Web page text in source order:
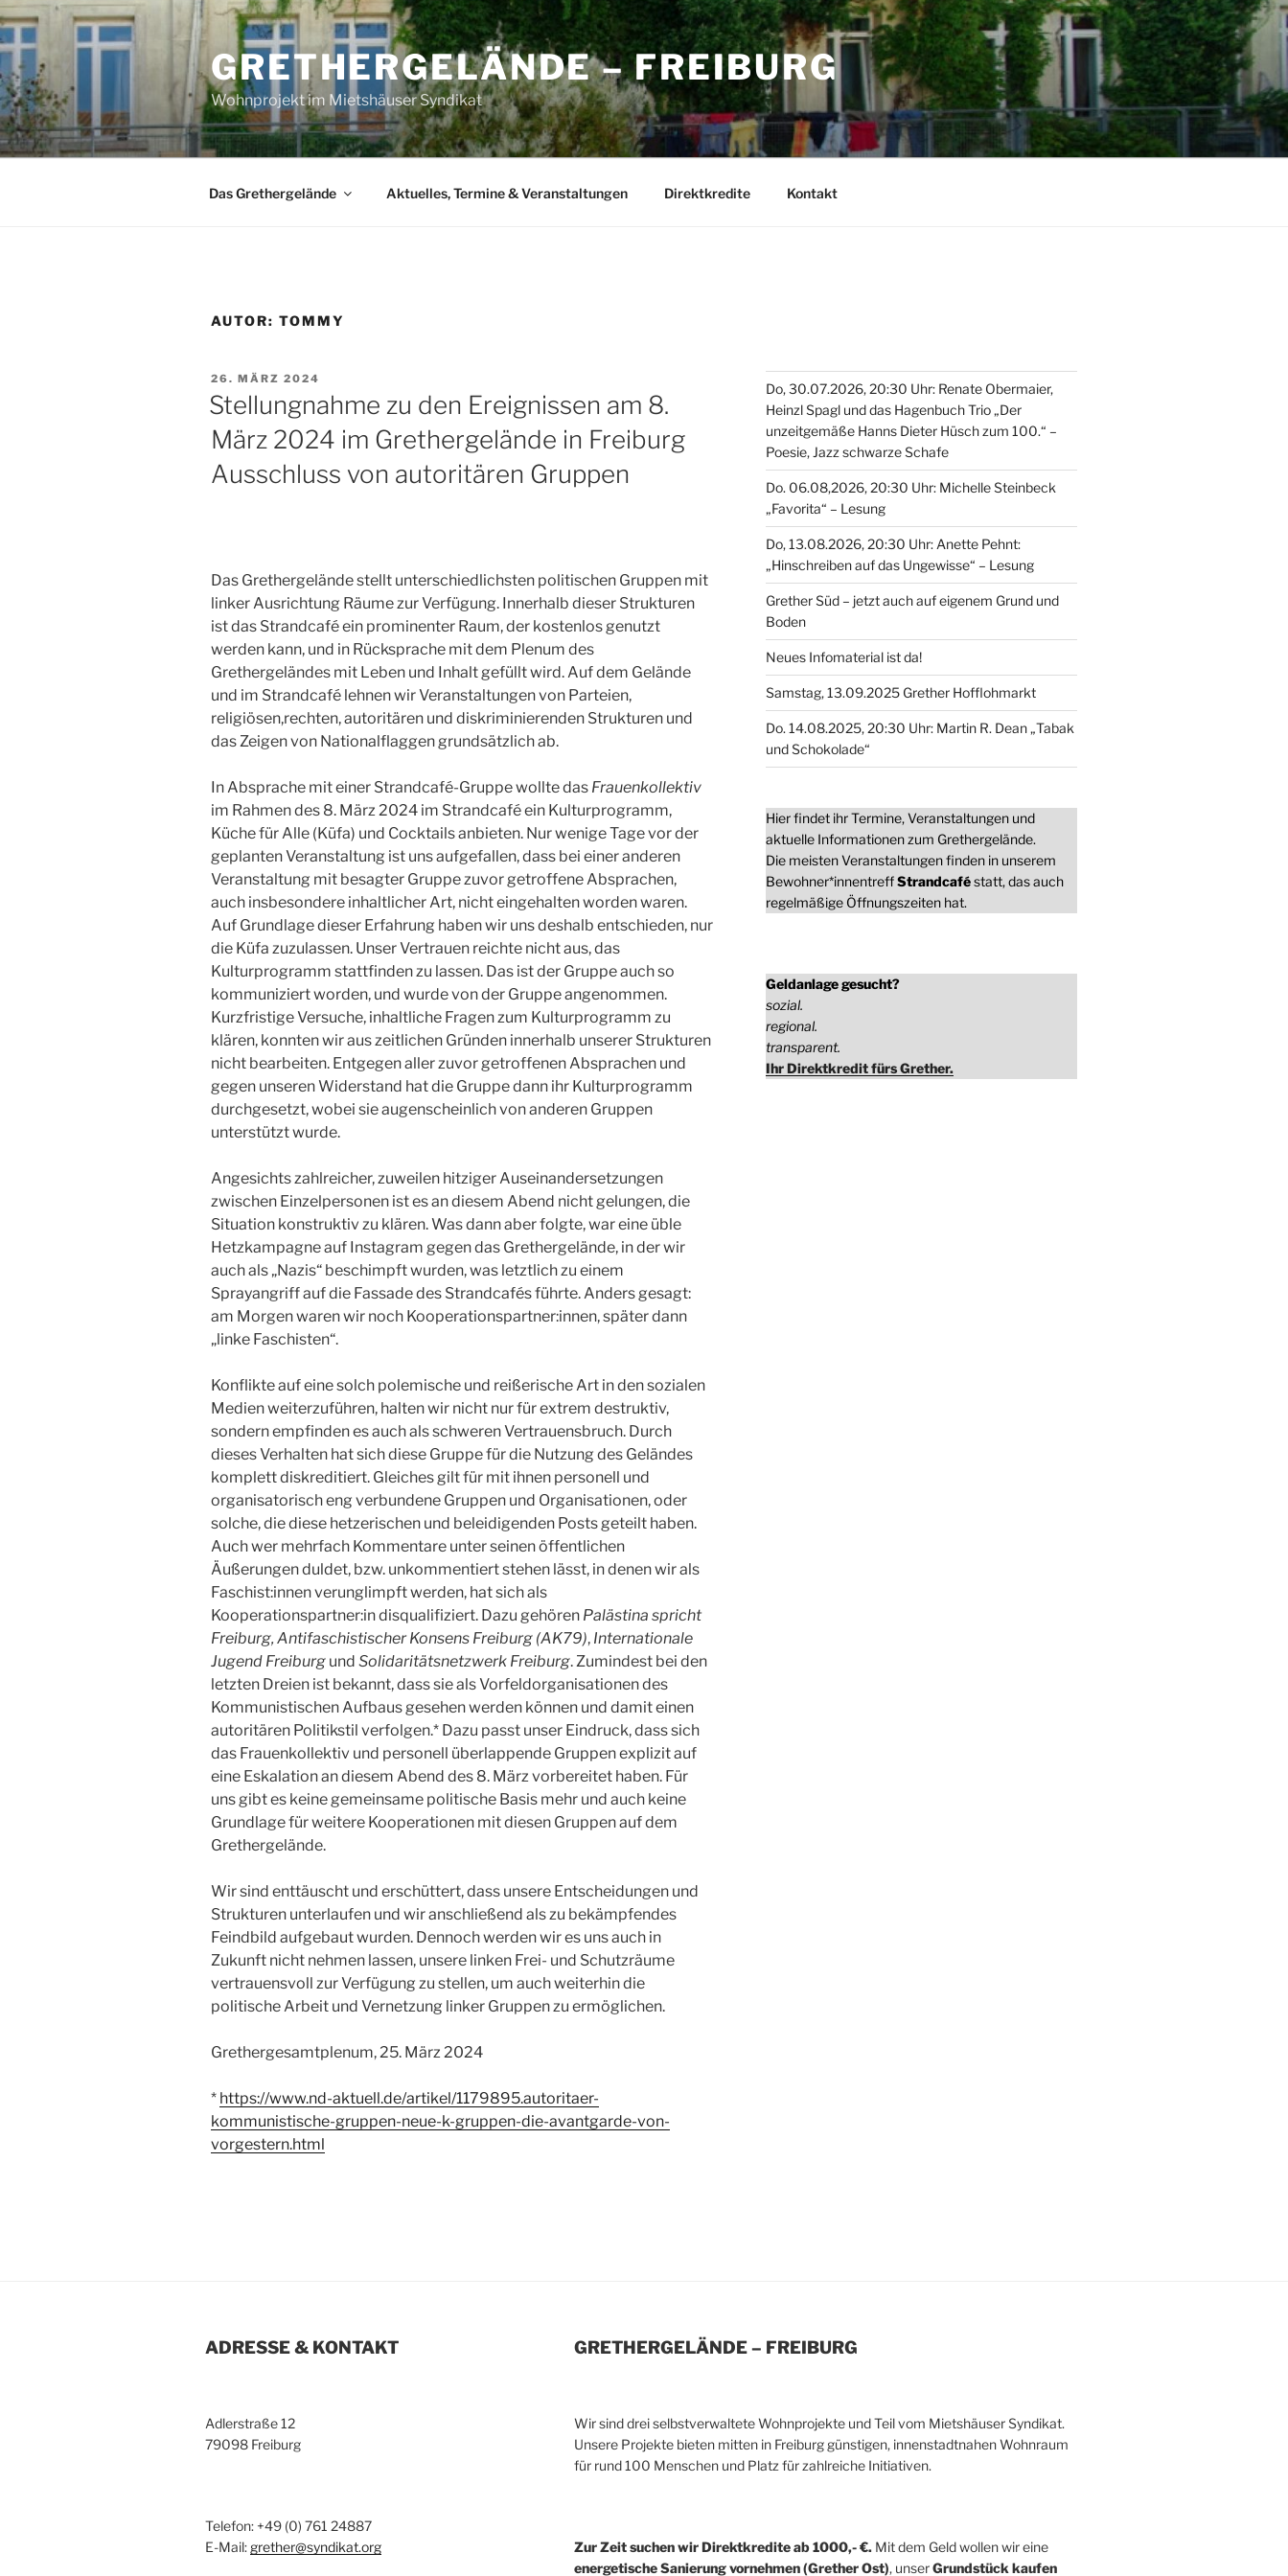
Zum
Inhalt
springen
GRETHERGELÄNDE – FREIBURG
Wohnprojekt im Mietshäuser Syndikat
Das Grethergelände Aktuelles, Termine & Veranstaltungen Direktkredite Kontakt
AUTOR: TOMMY
VERÖFFENTLICHT
AM
26. MÄRZ 2024
Stellungnahme zu den Ereignissen am 8.
März 2024 im Grethergelände in Freiburg
Ausschluss von autoritären Gruppen
Das Grethergelände stellt unterschiedlichsten politischen Gruppen mit
linker Ausrichtung Räume zur Verfügung. Innerhalb dieser Strukturen
ist das Strandcafé ein prominenter Raum, der kostenlos genutzt
werden kann, und in Rücksprache mit dem Plenum des
Grethergeländes mit Leben und Inhalt gefüllt wird. Auf dem Gelände
und im Strandcafé lehnen wir Veranstaltungen von Parteien,
religiösen,rechten, autoritären und diskriminierenden Strukturen und
das Zeigen von Nationalflaggen grundsätzlich ab.
In Absprache mit einer Strandcafé-Gruppe wollte das Frauenkollektiv
im Rahmen des 8. März 2024 im Strandcafé ein Kulturprogramm,
Küche für Alle (Küfa) und Cocktails anbieten. Nur wenige Tage vor der
geplanten Veranstaltung ist uns aufgefallen, dass bei einer anderen
Veranstaltung mit besagter Gruppe zuvor getroffene Absprachen,
auch insbesondere inhaltlicher Art, nicht eingehalten worden waren.
Auf Grundlage dieser Erfahrung haben wir uns deshalb entschieden, nur
die Küfa zuzulassen. Unser Vertrauen reichte nicht aus, das
Kulturprogramm stattfinden zu lassen. Das ist der Gruppe auch so
kommuniziert worden, und wurde von der Gruppe angenommen.
Kurzfristige Versuche, inhaltliche Fragen zum Kulturprogramm zu
klären, konnten wir aus zeitlichen Gründen innerhalb unserer Strukturen
nicht bearbeiten. Entgegen aller zuvor getroffenen Absprachen und
gegen unseren Widerstand hat die Gruppe dann ihr Kulturprogramm
durchgesetzt, wobei sie augenscheinlich von anderen Gruppen
unterstützt wurde.
Angesichts zahlreicher, zuweilen hitziger Auseinandersetzungen
zwischen Einzelpersonen ist es an diesem Abend nicht gelungen, die
Situation konstruktiv zu klären. Was dann aber folgte, war eine üble
Hetzkampagne auf Instagram gegen das Grethergelände, in der wir
auch als „Nazis“ beschimpft wurden, was letztlich zu einem
Sprayangriff auf die Fassade des Strandcafés führte. Anders gesagt:
am Morgen waren wir noch Kooperationspartner:innen, später dann
„linke Faschisten“.
Konflikte auf eine solch polemische und reißerische Art in den sozialen
Medien weiterzuführen, halten wir nicht nur für extrem destruktiv,
sondern empfinden es auch als schweren Vertrauensbruch. Durch
dieses Verhalten hat sich diese Gruppe für die Nutzung des Geländes
komplett diskreditiert. Gleiches gilt für mit ihnen personell und
organisatorisch eng verbundene Gruppen und Organisationen, oder
solche, die diese hetzerischen und beleidigenden Posts geteilt haben.
Auch wer mehrfach Kommentare unter seinen öffentlichen
Äußerungen duldet, bzw. unkommentiert stehen lässt, in denen wir als
Faschist:innen verunglimpft werden, hat sich als
Kooperationspartner:in disqualifiziert. Dazu gehören Palästina spricht
Freiburg, Antifaschistischer Konsens Freiburg (AK79), Internationale
Jugend Freiburg und Solidaritätsnetzwerk Freiburg. Zumindest bei den
letzten Dreien ist bekannt, dass sie als Vorfeldorganisationen des
Kommunistischen Aufbaus gesehen werden können und damit einen
autoritären Politikstil verfolgen.* Dazu passt unser Eindruck, dass sich
das Frauenkollektiv und personell überlappende Gruppen explizit auf
eine Eskalation an diesem Abend des 8. März vorbereitet haben. Für
uns gibt es keine gemeinsame politische Basis mehr und auch keine
Grundlage für weitere Kooperationen mit diesen Gruppen auf dem
Grethergelände.
Wir sind enttäuscht und erschüttert, dass unsere Entscheidungen und
Strukturen unterlaufen und wir anschließend als zu bekämpfendes
Feindbild aufgebaut wurden. Dennoch werden wir es uns auch in
Zukunft nicht nehmen lassen, unsere linken Frei- und Schutzräume
vertrauensvoll zur Verfügung zu stellen, um auch weiterhin die
politische Arbeit und Vernetzung linker Gruppen zu ermöglichen.
Grethergesamtplenum, 25. März 2024
* https://www.nd-aktuell.de/artikel/1179895.autoritaer-
kommunistische-gruppen-neue-k-gruppen-die-avantgarde-von-
vorgestern.html
Do, 30.07.2026, 20:30 Uhr: Renate Obermaier,
Heinzl Spagl und das Hagenbuch Trio „Der
unzeitgemäße Hanns Dieter Hüsch zum 100.“ –
Poesie, Jazz schwarze Schafe
Do. 06.08,2026, 20:30 Uhr: Michelle Steinbeck
„Favorita“ – Lesung
Do, 13.08.2026, 20:30 Uhr: Anette Pehnt:
„Hinschreiben auf das Ungewisse“ – Lesung
Grether Süd – jetzt auch auf eigenem Grund und
Boden
Neues Infomaterial ist da!
Samstag, 13.09.2025 Grether Hofflohmarkt
Do. 14.08.2025, 20:30 Uhr: Martin R. Dean „Tabak
und Schokolade“
Hier findet ihr Termine, Veranstaltungen und
aktuelle Informationen zum Grethergelände.
Die meisten Veranstaltungen finden in unserem
Bewohner*innentreffStrandcaféstatt, das auch
regelmäßige Öffnungszeiten hat.
Geldanlage gesucht?
sozial.
regional.
transparent.
Ihr Direktkredit fürs Grether.
ADRESSE & KONTAKT
Adlerstraße 12
79098 Freiburg
Telefon: +49 (0) 761 24887
E-Mail: grether@syndikat.org
GRETHERGELÄNDE – FREIBURG
Wir sind drei selbstverwaltete Wohnprojekte und Teil vom Mietshäuser Syndikat.
Unsere Projekte bieten mitten in Freiburg günstigen, innenstadtnahen Wohnraum
für rund 100 Menschen und Platz für zahlreiche Initiativen.
Zur Zeit suchen wir Direktkredite ab 1000,- €.Mit dem Geld wollen wir eine
energetische Sanierung vornehmen (Grether Ost), unserGrundstück kaufen